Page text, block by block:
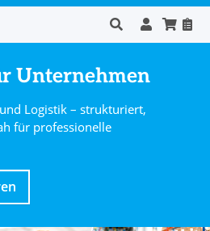
Unternehmen
Logistik – strukturiert,
für professionelle